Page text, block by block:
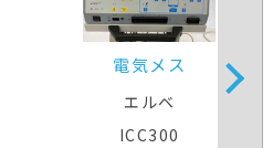
電気メス
エルベ
ICC300